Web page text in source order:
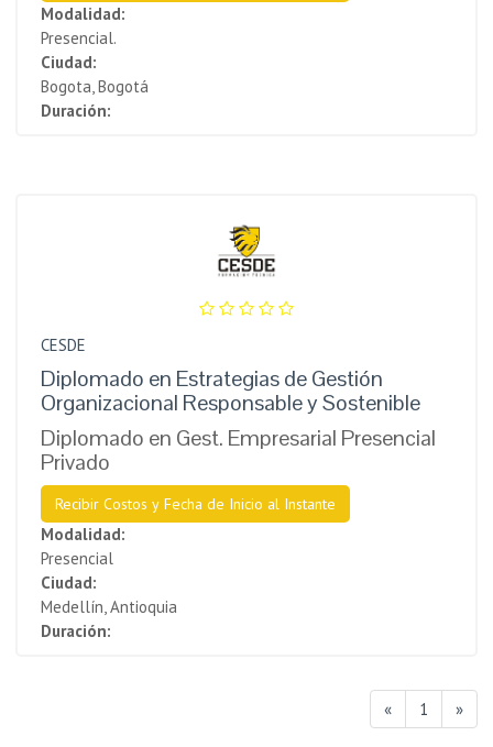
Modalidad:
Presencial.
Ciudad:
Bogota, Bogotá
Duración:
CESDE
Diplomado en Estrategias de Gestión
Organizacional Responsable y Sostenible
Diplomado en Gest. Empresarial Presencial
Privado
Recibir Costos y Fecha de Inicio al Instante
Modalidad:
Presencial
Ciudad:
Medellín, Antioquia
Duración:
« 1 »